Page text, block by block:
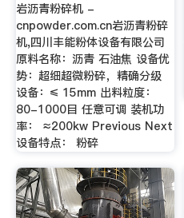
岩沥青粉碎机 -
cnpowder.com.cn岩沥青粉碎
机,四川丰能粉体设备有限公司
原料名称：沥青 石油焦 设备优
势：超细超微粉碎，精确分级
设备：≤ 15mm 出料粒度：
80-1000目 任意可调 装机功
率： ≈200kw Previous Next
设备特点： 粉碎